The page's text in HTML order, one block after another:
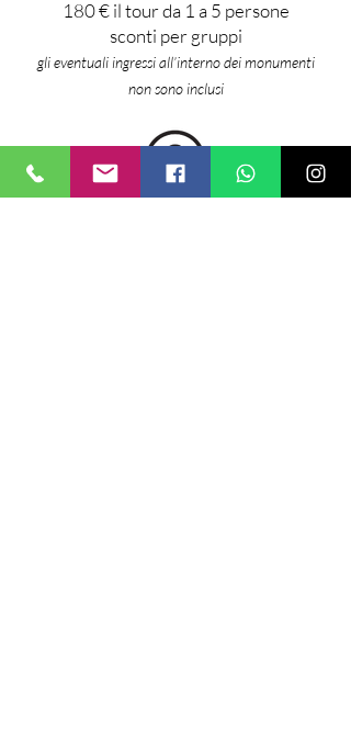
180 € il tour da 1 a 5 persone
sconti per gruppi
gli eventuali ingressi all’interno dei monumenti
non sono inclusi